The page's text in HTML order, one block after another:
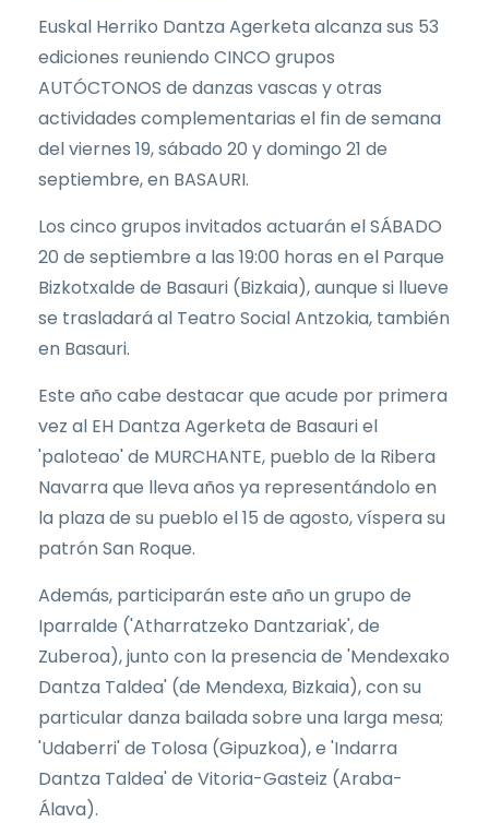
Euskal Herriko Dantza Agerketa alcanza sus 53
ediciones reuniendo CINCO grupos
AUTÓCTONOS de danzas vascas y otras
actividades complementarias el fin de semana
del viernes 19, sábado 20 y domingo 21 de
septiembre, en BASAURI.
Los cinco grupos invitados actuarán el SÁBADO
20 de septiembre a las 19:00 horas en el Parque
Bizkotxalde de Basauri (Bizkaia), aunque si llueve
se trasladará al Teatro Social Antzokia, también
en Basauri.
Este año cabe destacar que acude por primera
vez al EH Dantza Agerketa de Basauri el
'paloteao' de MURCHANTE, pueblo de la Ribera
Navarra que lleva años ya representándolo en
la plaza de su pueblo el 15 de agosto, víspera su
patrón San Roque.
Además, participarán este año un grupo de
Iparralde ('Atharratzeko Dantzariak', de
Zuberoa), junto con la presencia de 'Mendexako
Dantza Taldea' (de Mendexa, Bizkaia), con su
particular danza bailada sobre una larga mesa;
'Udaberri' de Tolosa (Gipuzkoa), e 'Indarra
Dantza Taldea' de Vitoria-Gasteiz (Araba-
Álava).